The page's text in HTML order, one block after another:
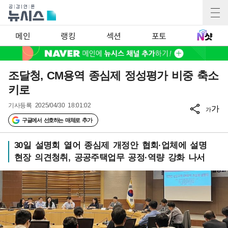
메인 랭킹 섹션 포토
조달청, CM용역 종심제 정성평가 비중 축소
키로
기사등록 2025/04/30 18:01:02
구글에서 선호하는 매체로 추가
가가
30일 설명회 열어 종심제 개정안 협회·업체에 설명
현장 의견청취, 공공주택업무 공정·역량 강화 나서